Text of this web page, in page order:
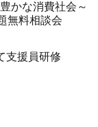
かな消費社会～
無料相談会
支援員研修